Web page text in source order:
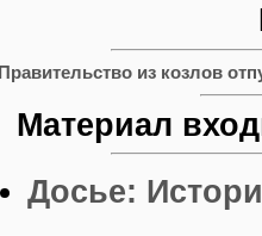
Правительство из козлов
Материал
Досье: